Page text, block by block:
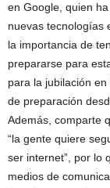
en Google, quien
nuevas tecnologías
la importancia de
prepararse para
para la jubilación
de preparación
Además, comparte
“la gente quiere
ser internet”, por lo
medios de